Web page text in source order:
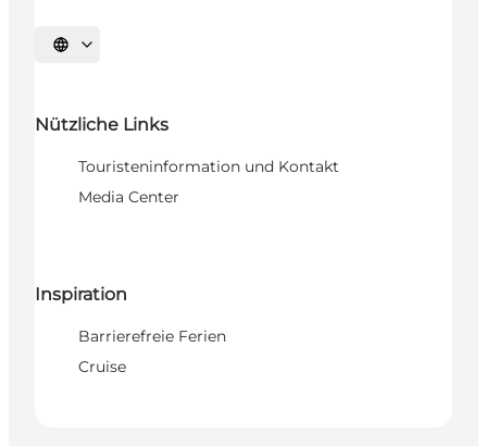
Sprache auswählen
Nützliche Links
Touristeninformation und Kontakt
Media Center
Inspiration
Barrierefreie Ferien
Cruise